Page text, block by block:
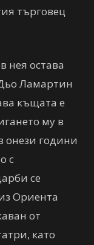
търговец
нея остава
Ламартин
къщата е
му в
онези години
с
се
Ориента
от
като